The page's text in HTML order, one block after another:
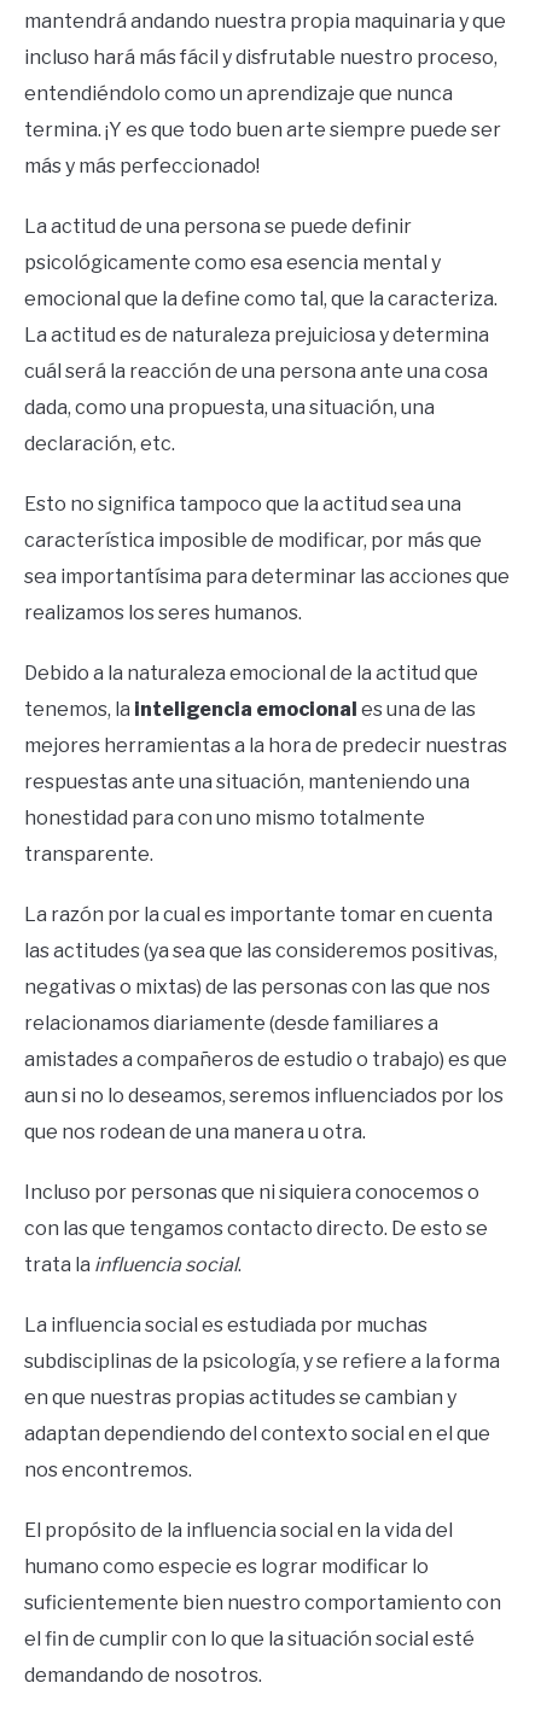
mantendrá andando nuestra propia maquinaria y que
incluso hará más fácil y disfrutable nuestro proceso,
entendiéndolo como un aprendizaje que nunca
termina. ¡Y es que todo buen arte siempre puede ser
más y más perfeccionado!
La actitud de una persona se puede definir
psicológicamente como esa esencia mental y
emocional que la define como tal, que la caracteriza.
La actitud es de naturaleza prejuiciosa y determina
cuál será la reacción de una persona ante una cosa
dada, como una propuesta, una situación, una
declaración, etc.
Esto no significa tampoco que la actitud sea una
característica imposible de modificar, por más que
sea importantísima para determinar las acciones que
realizamos los seres humanos.
Debido a la naturaleza emocional de la actitud que
tenemos, la inteligencia emocional es una de las
mejores herramientas a la hora de predecir nuestras
respuestas ante una situación, manteniendo una
honestidad para con uno mismo totalmente
transparente.
La razón por la cual es importante tomar en cuenta
las actitudes (ya sea que las consideremos positivas,
negativas o mixtas) de las personas con las que nos
relacionamos diariamente (desde familiares a
amistades a compañeros de estudio o trabajo) es que
aun si no lo deseamos, seremos influenciados por los
que nos rodean de una manera u otra.
Incluso por personas que ni siquiera conocemos o
con las que tengamos contacto directo. De esto se
trata la influencia social.
La influencia social es estudiada por muchas
subdisciplinas de la psicología, y se refiere a la forma
en que nuestras propias actitudes se cambian y
adaptan dependiendo del contexto social en el que
nos encontremos.
El propósito de la influencia social en la vida del
humano como especie es lograr modificar lo
suficientemente bien nuestro comportamiento con
el fin de cumplir con lo que la situación social esté
demandando de nosotros.